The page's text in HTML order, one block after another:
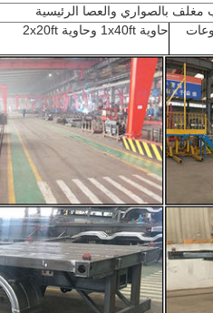
مغلف بالصواري والعصا الرئيسية
حاوية 1x40ft وحاوية 2x20ft